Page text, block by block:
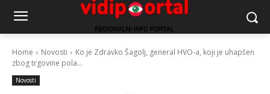
Home Novosti
Ko je Zdravko Šagolj, general HVO-a, koji je uhapšen
zbog trgovine pola...
Novosti